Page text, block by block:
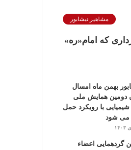
مشاهیر نیشابور
که امام«ره»
بهمن ماه امسال
دومین همایش ملی
شیمیایی با رویکرد حمل
می شود
گردهمایی اعضاء